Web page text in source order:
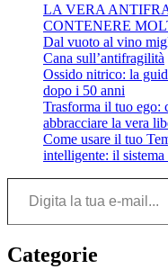
LA VERA
CONTENERE
Dal vuoto al vino
Cana sull’antifragilità
Ossido nitrico: la
dopo i 50 anni
Trasforma il tuo ego:
abbracciare la vera
Come usare il tuo
intelligente: il
Digita la tua e-mail...
Categorie